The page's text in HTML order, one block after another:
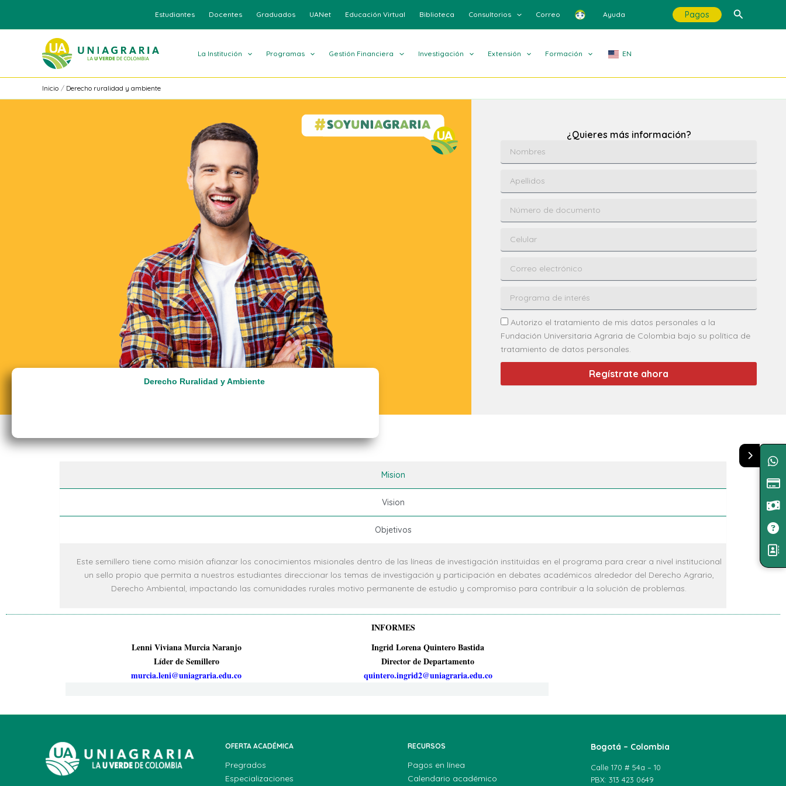
contenido
Estudiantes Docentes Graduados UANet Educación Virtual Biblioteca Consultorios Correo Ayuda Pagos Buscar
La Institución Programas Gestión Financiera Investigación Extensión Formación EN
Inicio Derecho ruralidad y ambiente
¿Quieres más información?
Autorizo el tratamiento de mis datos personales a la
Fundación Universitaria Agraria de Colombia bajo su política de
tratamiento de datos personales.
Regístrate ahora
Derecho Ruralidad y Ambiente
Mision
Vision
Objetivos
Este semillero tiene como misión afianzar los conocimientos misionales dentro de las líneas de investigación instituidas en el programa para crear a nivel institucional
un sello propio que permita a nuestros estudiantes direccionar los temas de investigación y participación en debates académicos alrededor del Derecho Agrario,
Derecho Ambiental, impactando las comunidades rurales motivo permanente de estudio y compromiso para contribuir a la solución de problemas.
INFORMES
Lenni Viviana Murcia Naranjo
Líder de Semillero
murcia.leni@uniagraria.edu.co
Ingrid Lorena Quintero Bastida
Director de Departamento
quintero.ingrid2@uniagraria.edu.co
OFERTA ACADÉMICA
Pregrados
Especializaciones
RECURSOS
Pagos en línea
Calendario académico
Bogotá – Colombia
Calle 170 # 54a – 10
PBX: 313 423 0649